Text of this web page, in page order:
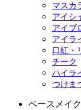
マスカ
アイシ
アイブ
アイラ
口紅・
チーク
ハイラ
つけま
ベースメイク